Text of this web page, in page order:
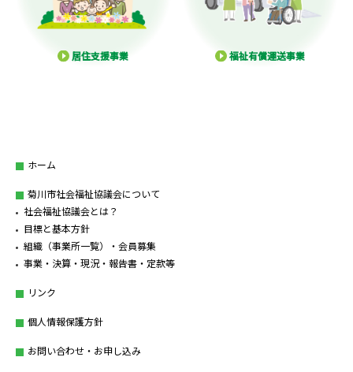
居住支援事業 福祉有償運送事業
ホーム
菊川市社会福祉協議会について
社会福祉協議会とは？
目標と基本方針
組織（事業所一覧）・会員募集
事業・決算・現況・報告書・定款等
リンク
個人情報保護方針
お問い合わせ・お申し込み